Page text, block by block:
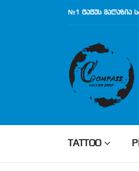
№1 ტატუს მაღაზია
TATTOO